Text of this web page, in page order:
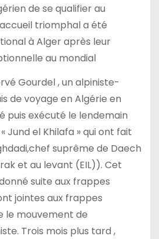
de se qualifier au
triomphal a été
à Alger après leur
au mondial
Gourdel , un alpiniste-
de voyage en Algérie en
puis exécuté le lendemain
Jund el Khilafa » qui ont fait
suprême de Daech
et au levant (EIL)). Cet
suite aux frappes
jointes aux frappes
le mouvement de
Trois mois plus tard ,